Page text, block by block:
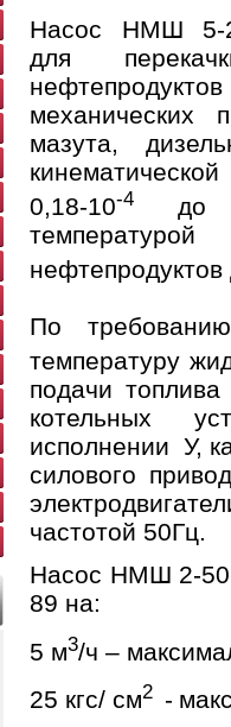
Насос НМШ 5-
для
механических
мазута,
0,18-10-4 до
температурой
По
температуру
подачи
котельных
исполнении У,
силового
частотой 50Гц.
Насос НМШ 2-50
89 на:
5 м3/ч –
25 кгс/ см2 -